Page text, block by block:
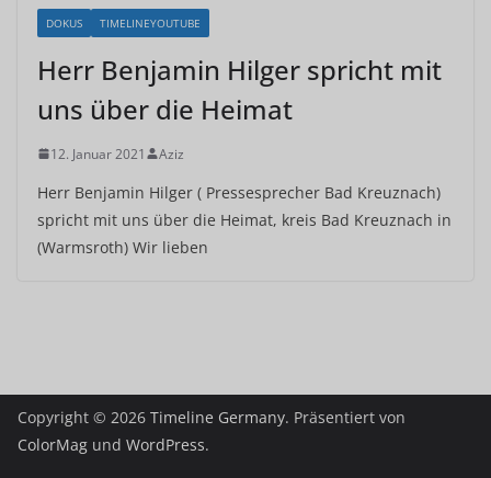
DOKUS TIMELINEYOUTUBE
Herr Benjamin Hilger spricht mit
uns über die Heimat
12. Januar 2021 Aziz
Herr Benjamin Hilger ( Pressesprecher Bad Kreuznach)
spricht mit uns über die Heimat, kreis Bad Kreuznach in
(Warmsroth) Wir lieben
Copyright © 2026 Timeline Germany. Präsentiert von
ColorMag und WordPress.